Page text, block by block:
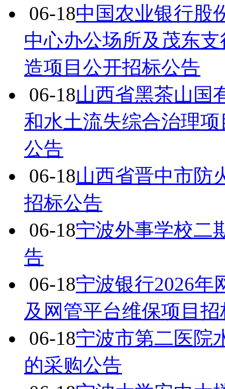
06-18中国农业银行股
中心办公场所及茂东
造项目公开招标公告
06-18山西省黑茶山国
和水土流失综合治理
公告
06-18山西省晋中市防
招标公告
06-18宁波外事学校二
告
06-18宁波银行2026年
及网管平台维保项目
06-18宁波市第二医院
的采购公告